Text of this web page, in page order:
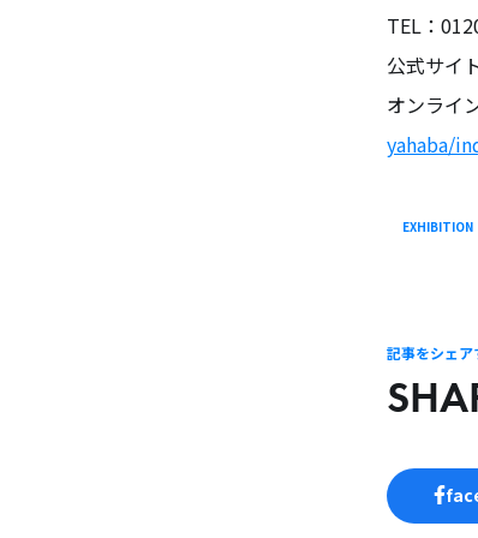
TEL：
公式サイ
オンライ
yahaba/
EXHIBITION
記事をシェア